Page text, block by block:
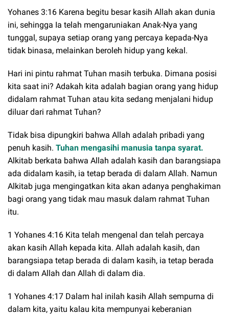
Yohanes 3:16 Karena begitu besar kasih Allah akan dunia
ini, sehingga Ia telah mengaruniakan Anak-Nya yang
tunggal, supaya setiap orang yang percaya kepada-Nya
tidak binasa, melainkan beroleh hidup yang kekal.
Hari ini pintu rahmat Tuhan masih terbuka. Dimana posisi
kita saat ini? Adakah kita adalah bagian orang yang hidup
didalam rahmat Tuhan atau kita sedang menjalani hidup
diluar dari rahmat Tuhan?
Tidak bisa dipungkiri bahwa Allah adalah pribadi yang
penuh kasih. Tuhan mengasihi manusia tanpa syarat.
Alkitab berkata bahwa Allah adalah kasih dan barangsiapa
ada didalam kasih, ia tetap berada di dalam Allah. Namun
Alkitab juga mengingatkan kita akan adanya penghakiman
bagi orang yang tidak mau masuk dalam rahmat Tuhan
itu.
1 Yohanes 4:16 Kita telah mengenal dan telah percaya
akan kasih Allah kepada kita. Allah adalah kasih, dan
barangsiapa tetap berada di dalam kasih, ia tetap berada
di dalam Allah dan Allah di dalam dia.
1 Yohanes 4:17 Dalam hal inilah kasih Allah sempurna di
dalam kita, yaitu kalau kita mempunyai keberanian